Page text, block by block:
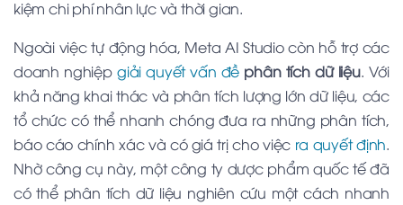
kiệm chi phí nhân lực và thời gian.
Ngoài việc tự động hóa, Meta AI Studio còn hỗ trợ các
doanh nghiệp giải quyết vấn đề phân tích dữ liệu. Với
khả năng khai thác và phân tích lượng lớn dữ liệu, các
tổ chức có thể nhanh chóng đưa ra những phân tích,
báo cáo chính xác và có giá trị cho việc ra quyết định.
Nhờ công cụ này, một công ty dược phẩm quốc tế đã
có thể phân tích dữ liệu nghiên cứu một cách nhanh